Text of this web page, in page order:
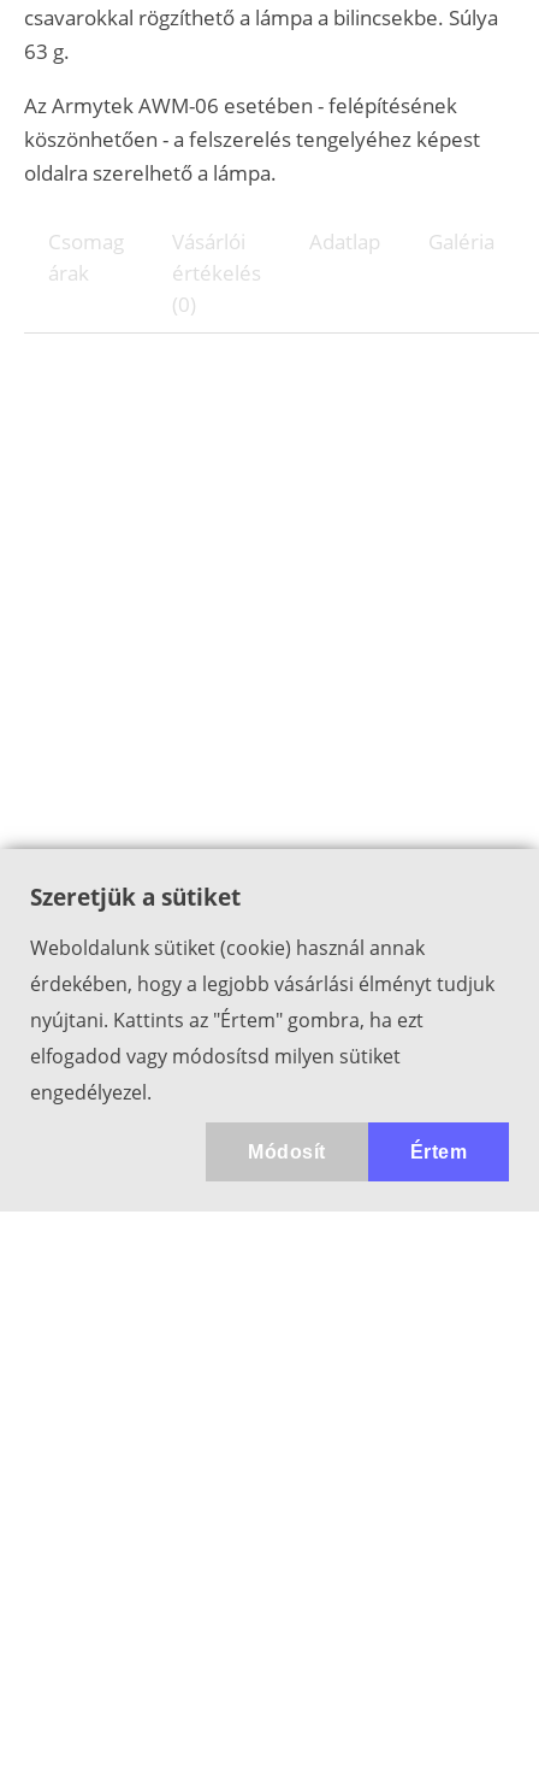
csavarokkal rögzíthető a lámpa a bilincsekbe. Súlya
63 g.
Az Armytek AWM-06 esetében - felépítésének
köszönhetően - a felszerelés tengelyéhez képest
oldalra szerelhető a lámpa.
Csomag
árak
Vásárlói
értékelés
(0)
Adatlap Galéria
Szeretjük a sütiket
Weboldalunk sütiket (cookie) használ annak
érdekében, hogy a legjobb vásárlási élményt tudjuk
nyújtani. Kattints az "Értem" gombra, ha ezt
elfogadod vagy módosítsd milyen sütiket
engedélyezel.
Értem
Módosít